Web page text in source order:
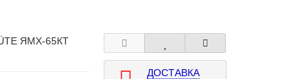
ЯМХ-65КТ
ДОСТАВКА